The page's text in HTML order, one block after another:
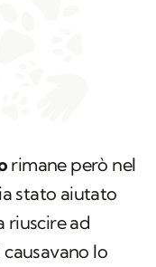
rimane però nel
stato aiutato
riuscire ad
lo